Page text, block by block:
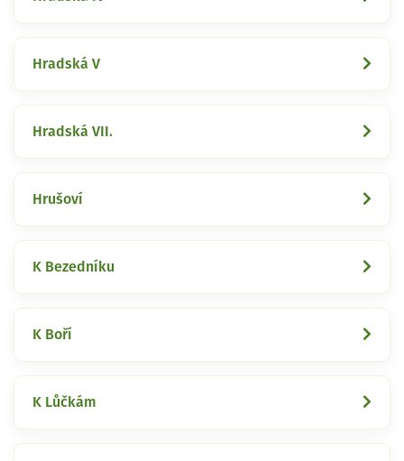
Hradská V
Hradská VII.
Hrušoví
K Bezedníku
K Boří
K Lůčkám